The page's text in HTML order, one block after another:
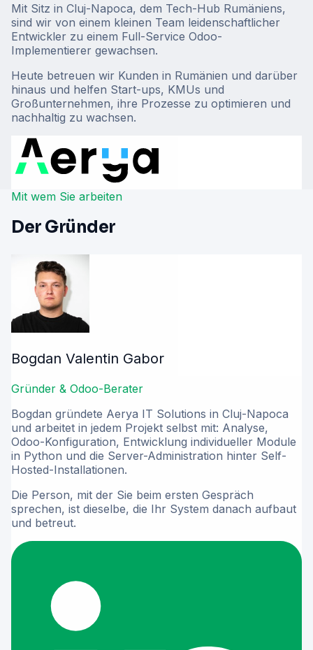
Mit Sitz in Cluj-Napoca, dem Tech-Hub Rumäniens,
sind wir von einem kleinen Team leidenschaftlicher
Entwickler zu einem Full-Service Odoo-
Implementierer gewachsen.
Heute betreuen wir Kunden in Rumänien und darüber
hinaus und helfen Start-ups, KMUs und
Großunternehmen, ihre Prozesse zu optimieren und
nachhaltig zu wachsen.
Mit wem Sie arbeiten
Der Gründer
Bogdan Valentin Gabor
Gründer & Odoo-Berater
Bogdan gründete Aerya IT Solutions in Cluj-Napoca
und arbeitet in jedem Projekt selbst mit: Analyse,
Odoo-Konfiguration, Entwicklung individueller Module
in Python und die Server-Administration hinter Self-
Hosted-Installationen.
Die Person, mit der Sie beim ersten Gespräch
sprechen, ist dieselbe, die Ihr System danach aufbaut
und betreut.